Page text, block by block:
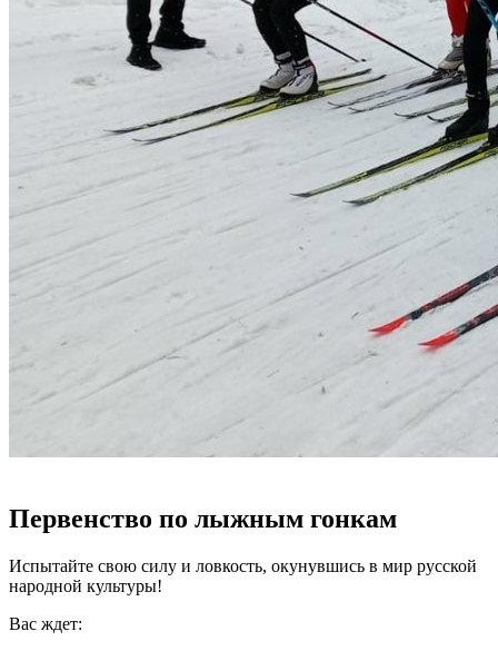
Первенство по лыжным гонкам
Испытайте свою силу и ловкость, окунувшись в мир русской
народной культуры!
Вас ждет: